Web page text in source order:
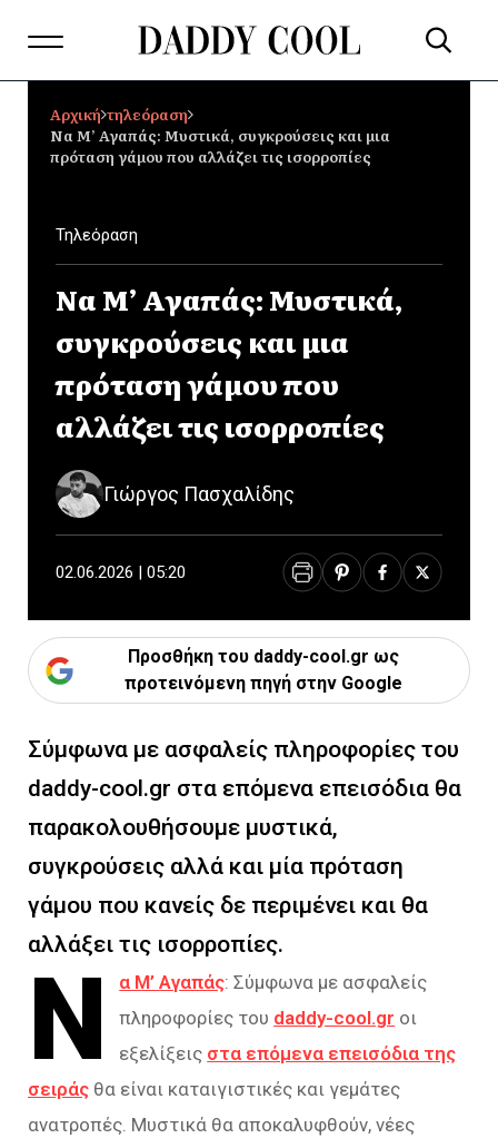
Αρχική τηλεόραση
Να Μ’ Αγαπάς: Μυστικά, συγκρούσεις και μια
πρόταση γάμου που αλλάζει τις ισορροπίες
Τηλεόραση
Να Μ’ Αγαπάς: Μυστικά,
συγκρούσεις και μια
πρόταση γάμου που
αλλάζει τις ισορροπίες
Γιώργος Πασχαλίδης
02.06.2026 | 05:20
Προσθήκη του daddy-cool.gr ως
προτεινόμενη πηγή στην Google
Σύμφωνα με ασφαλείς πληροφορίες του
daddy-cool.gr στα επόμενα επεισόδια θα
παρακολουθήσουμε μυστικά,
συγκρούσεις αλλά και μία πρόταση
γάμου που κανείς δε περιμένει και θα
αλλάξει τις ισορροπίες.
Ν α Μ’ Αγαπάς: Σύμφωνα με ασφαλείς
πληροφορίες του daddy-cool.gr οι
εξελίξεις στα επόμενα επεισόδια της
σειράς θα είναι καταιγιστικές και γεμάτες
ανατροπές. Μυστικά θα αποκαλυφθούν, νέες